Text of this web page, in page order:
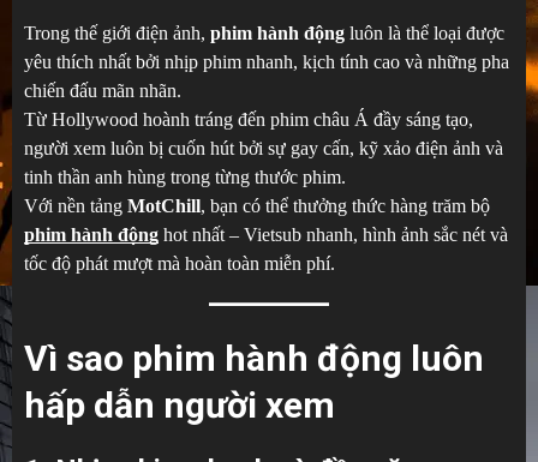
Trong thế giới điện ảnh, phim hành động luôn là thể loại được
yêu thích nhất bởi nhịp phim nhanh, kịch tính cao và những pha
chiến đấu mãn nhãn.
Từ Hollywood hoành tráng đến phim châu Á đầy sáng tạo,
người xem luôn bị cuốn hút bởi sự gay cấn, kỹ xảo điện ảnh và
tinh thần anh hùng trong từng thước phim.
Với nền tảng MotChill, bạn có thể thưởng thức hàng trăm bộ
phim hành động hot nhất – Vietsub nhanh, hình ảnh sắc nét và
tốc độ phát mượt mà hoàn toàn miễn phí.
Vì sao phim hành động luôn
hấp dẫn người xem